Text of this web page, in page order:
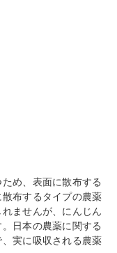
め、表面に散布する
布するタイプの農薬
ませんが、にんじん
日本の農薬に関する
実に吸収される農薬